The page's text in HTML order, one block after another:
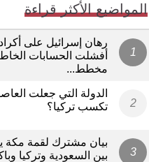
المواضيع الأكثر قراءة
رهان إسرائيل على
أفشلت الحسابات
مخطط...
الدولة التي جعلت
تكسب تركيا؟
بيان مشترك لقمة مكة
بين السعودية وتركيا